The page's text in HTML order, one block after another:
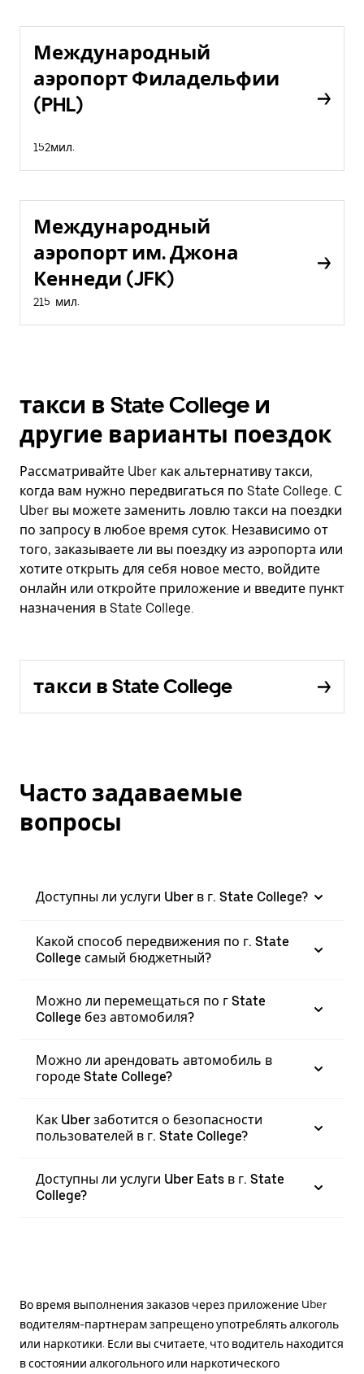
Международный
аэропорт Филадельфии
(PHL)
152мил.
Международный
аэропорт им. Джона
Кеннеди (JFK)
215 мил.
такси в State College и
другие варианты поездок
Рассматривайте Uber как альтернативу такси,
когда вам нужно передвигаться по State College. С
Uber вы можете заменить ловлю такси на поездки
по запросу в любое время суток. Независимо от
того, заказываете ли вы поездку из аэропорта или
хотите открыть для себя новое место, войдите
онлайн или откройте приложение и введите пункт
назначения в State College.
такси в State College
Часто задаваемые
вопросы
Доступны ли услуги Uber в г. State College?
Какой способ передвижения по г. State
College самый бюджетный?
Можно ли перемещаться по г State
College без автомобиля?
Можно ли арендовать автомобиль в
городе State College?
Как Uber заботится о безопасности
пользователей в г. State College?
Доступны ли услуги Uber Eats в г. State
College?
Во время выполнения заказов через приложение Uber
водителям-партнерам запрещено употреблять алкоголь
или наркотики. Если вы считаете, что водитель находится
в состоянии алкогольного или наркотического